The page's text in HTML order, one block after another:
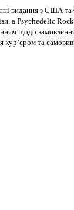
видання з США
а Psychedelic
щодо
кур’єром та